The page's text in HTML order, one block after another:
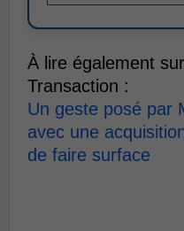
À lire également
Transaction :
Un geste posé par
avec une
de faire surface